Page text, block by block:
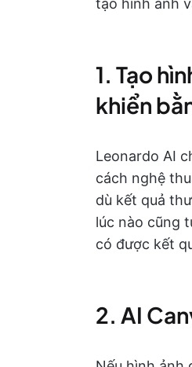
tạo hình ảnh
1. Tạo
khiển
Leonardo AI
cách nghệ
dù kết quả
lúc nào cũng
có được kết
2. AI